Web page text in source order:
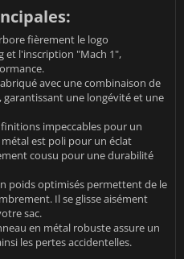
fièrement le logo
et l'inscription "Mach 1",
avec une combinaison de
une longévité et une
impeccables pour un
est poli pour un éclat
cousu pour une durabilité
poids optimisés permettent de le
Il se glisse aisément
sac.
en métal robuste assure un
les pertes accidentelles.